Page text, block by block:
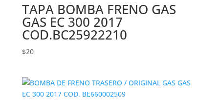
TAPA BOMBA FRENO GAS
GAS EC 300 2017
COD.BC25922210
$20